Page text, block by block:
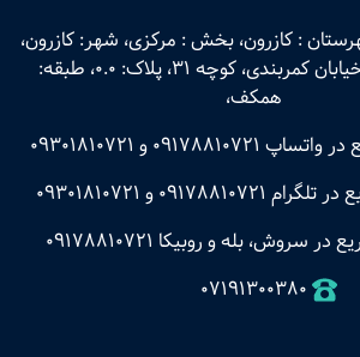
: کازرون، بخش : مرکزی، شهر: کازرون،
محله: مصلی، خیابان کمربندی، کوچه 31، پلاک: 0.0، طبقه:
همکف،
در واتساپ 09178810721 و 09301810721
در تلگرام 09178810721 و 09301810721
بله و روبیکا 09178810721
07191300380